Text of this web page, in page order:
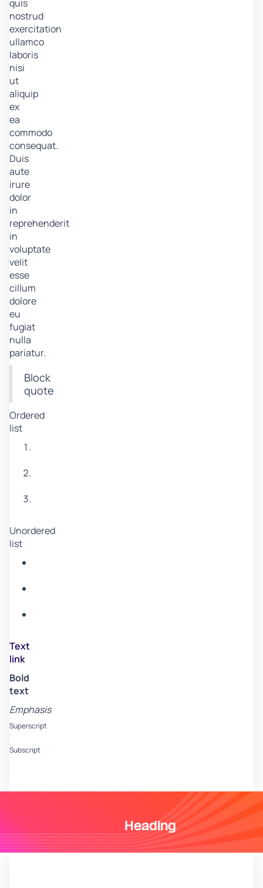
quis
nostrud
exercitation
ullamco
laboris
nisi
ut
aliquip
ex
ea
commodo
consequat.
Duis
aute
irure
dolor
in
reprehenderit
in
voluptate
velit
esse
cillum
dolore
eu
fugiat
nulla
pariatur.
Block
quote
Ordered
list
Unordered
list
Text
link
Bold
text
Emphasis
Superscript
Subscript
Heading